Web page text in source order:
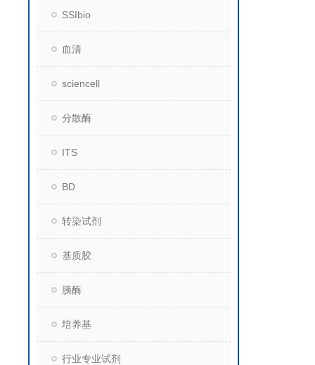
SSIbio
血清
sciencell
分散酶
ITS
BD
转染试剂
基质胶
胰酶
培养基
行业专业试剂